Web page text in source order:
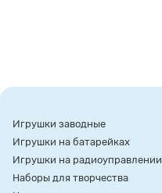
Игрушки заводные
Игрушки на батарейках
Игрушки на радиоуправлении
Наборы для творчества